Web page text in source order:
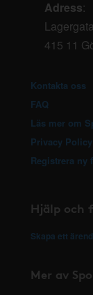
Adress:
415 11
Kontakta oss
FAQ
Läs mer om
Privacy Policy
Registrera ny
Hjälp och
Skapa ett
Mer av